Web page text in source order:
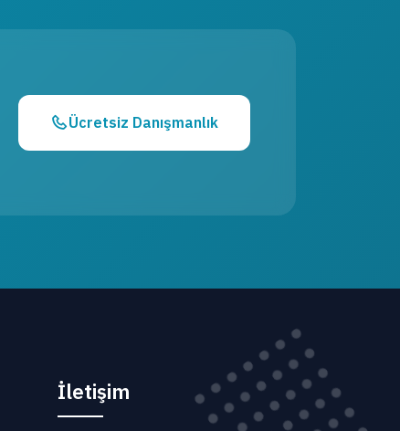
Ücretsiz Danışmanlık
İletişim